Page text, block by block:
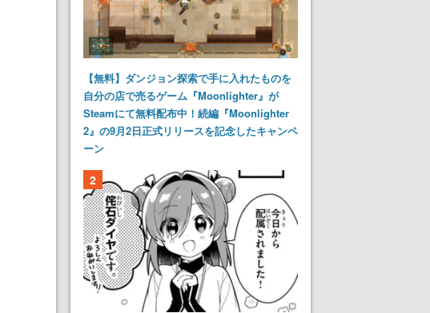
【無料】ダンジョン探索で手に入れたものを
自分の店で売るゲーム『Moonlighter』が
Steamにて無料配布中！続編『Moonlighter
2』の9月2日正式リリースを記念したキャンペ
ーン
2